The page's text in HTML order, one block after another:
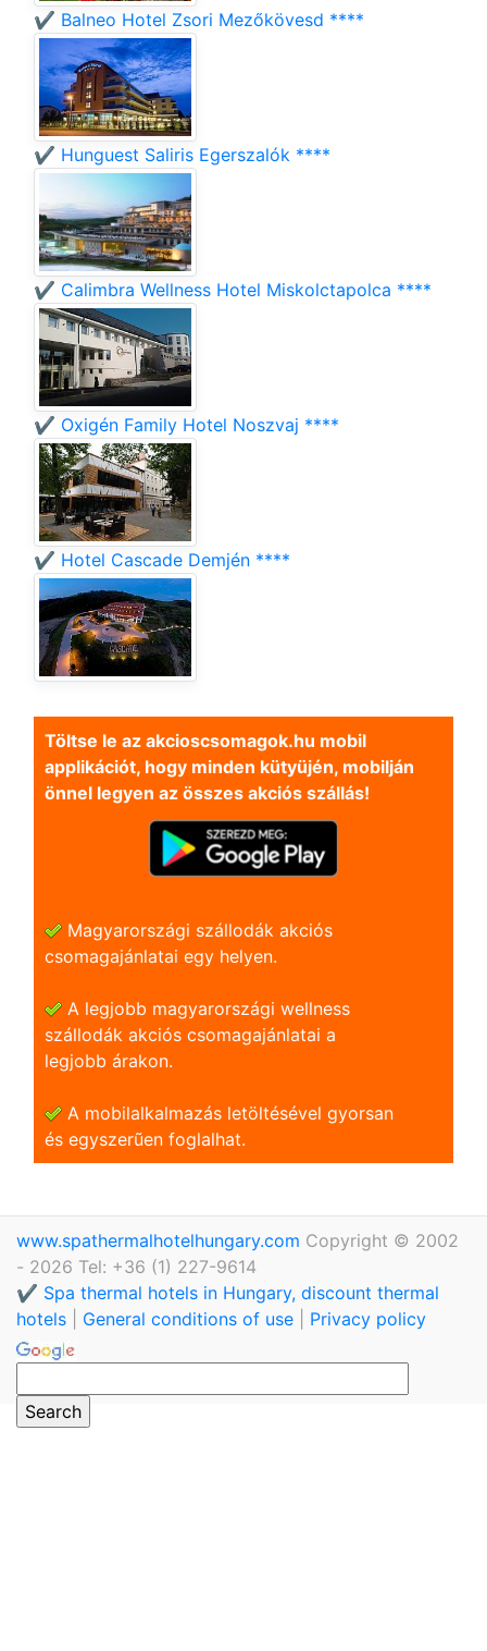
✔️ Balneo Hotel Zsori Mezőkövesd ****
✔️ Hunguest Saliris Egerszalók ****
✔️ Calimbra Wellness Hotel Miskolctapolca ****
✔️ Oxigén Family Hotel Noszvaj ****
✔️ Hotel Cascade Demjén ****
Töltse le az akcioscsomagok.hu mobil
applikációt, hogy minden kütyüjén, mobilján
önnel legyen az összes akciós szállás!
Magyarországi szállodák akciós
csomagajánlatai egy helyen.
A legjobb magyarországi wellness
szállodák akciós csomagajánlatai a
legjobb árakon.
A mobilalkalmazás letöltésével gyorsan
és egyszerũen foglalhat.
www.spathermalhotelhungary.com Copyright © 2002
- 2026 Tel: +36 (1) 227-9614
✔️ Spa thermal hotels in Hungary, discount thermal
hotels
General conditions of use Privacy policy